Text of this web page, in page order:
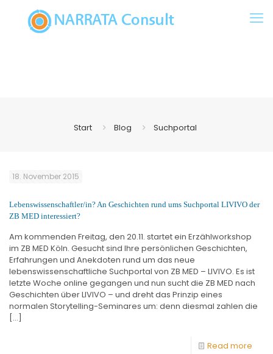
Start Blog Suchportal
18. November 2015
Lebenswissenschaftler/in? An Geschichten rund ums Suchportal LIVIVO der
ZB MED interessiert?
Am kommenden Freitag, den 20.11. startet ein Erzählworkshop
im ZB MED Köln. Gesucht sind Ihre persönlichen Geschichten,
Erfahrungen und Anekdoten rund um das neue
lebenswissenschaftliche Suchportal von ZB MED – LIVIVO. Es ist
letzte Woche online gegangen und nun sucht die ZB MED nach
Geschichten über LIVIVO – und dreht das Prinzip eines
normalen Storytelling-Seminares um: denn diesmal zahlen die
[…]
Read more